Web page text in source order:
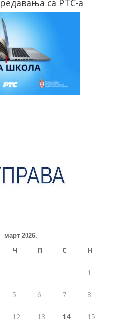
са РТС-а
март 2026.
Ч П С Н
1
5 6 7 8
12 13 14 15